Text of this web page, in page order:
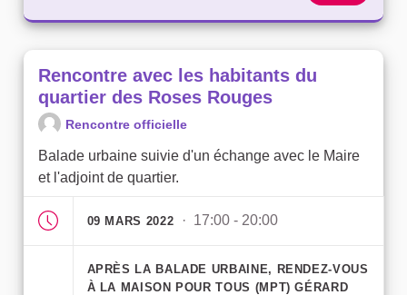
Rencontre avec les habitants du
quartier des Roses Rouges
Rencontre officielle
Balade urbaine suivie d'un échange avec le Maire
et l'adjoint de quartier.
09 MARS 2022 · 17:00 - 20:00
APRÈS LA BALADE URBAINE, RENDEZ-VOUS
À LA MAISON POUR TOUS (MPT) GÉRARD